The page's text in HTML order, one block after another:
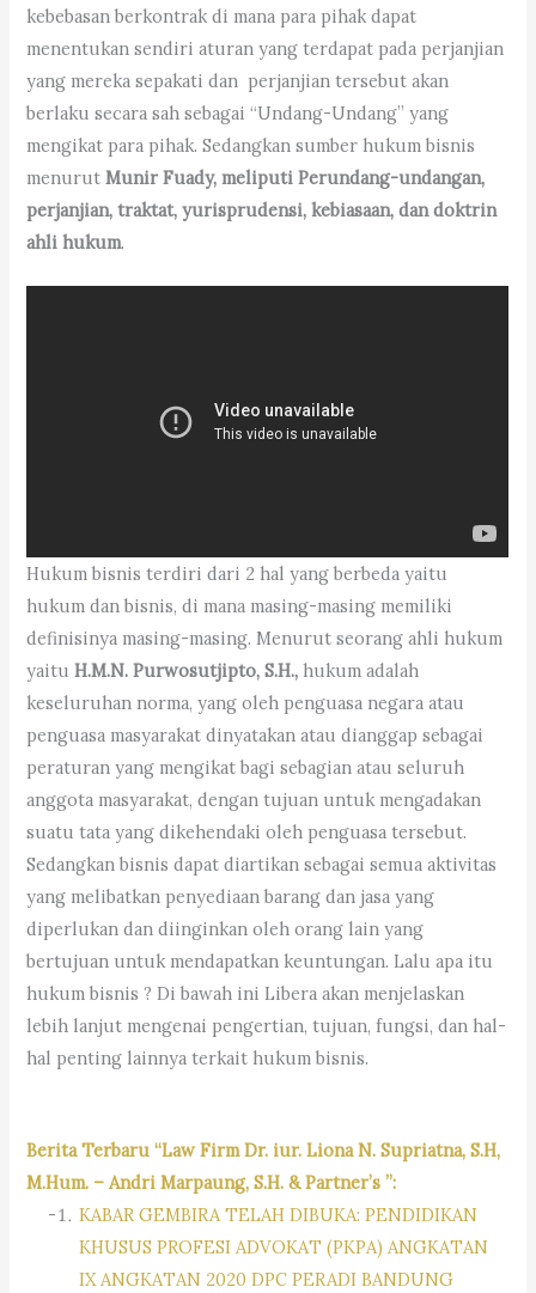
kebebasan berkontrak di mana para pihak dapat
menentukan sendiri aturan yang terdapat pada perjanjian
yang mereka sepakati dan perjanjian tersebut akan
berlaku secara sah sebagai “Undang-Undang” yang
mengikat para pihak. Sedangkan sumber hukum bisnis
menurutMunir Fuady, meliputi Perundang-undangan,
perjanjian, traktat, yurisprudensi, kebiasaan, dan doktrin
ahli hukum.
Hukum bisnis terdiri dari 2 hal yang berbeda yaitu
hukum dan bisnis, di mana masing-masing memiliki
definisinya masing-masing. Menurut seorang ahli hukum
yaituH.M.N. Purwosutjipto, S.H., hukum adalah
keseluruhan norma, yang oleh penguasa negara atau
penguasa masyarakat dinyatakan atau dianggap sebagai
peraturan yang mengikat bagi sebagian atau seluruh
anggota masyarakat, dengan tujuan untuk mengadakan
suatu tata yang dikehendaki oleh penguasa tersebut.
Sedangkan bisnis dapat diartikan sebagai semua aktivitas
yang melibatkan penyediaan barang dan jasa yang
diperlukan dan diinginkan oleh orang lain yang
bertujuan untuk mendapatkan keuntungan. Lalu apa itu
hukum bisnis ? Di bawah ini Libera akan menjelaskan
lebih lanjut mengenai pengertian, tujuan, fungsi, dan hal-
hal penting lainnya terkait hukum bisnis.
Berita Terbaru “Law Firm Dr. iur. Liona N. Supriatna, S.H,
M.Hum. – Andri Marpaung, S.H. & Partner’s ”:
KABAR GEMBIRA TELAH DIBUKA: PENDIDIKAN
KHUSUS PROFESI ADVOKAT (PKPA) ANGKATAN
IX ANGKATAN 2020 DPC PERADI BANDUNG